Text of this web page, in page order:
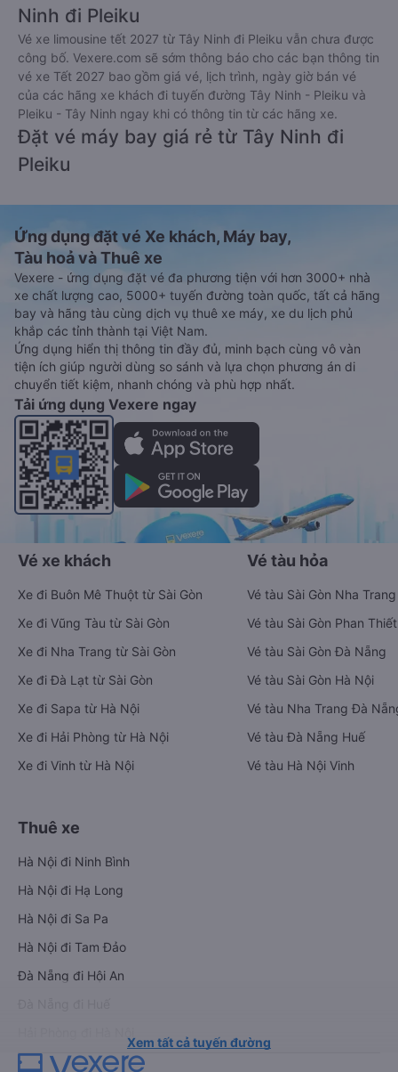
Ninh đi Pleiku
Vé xe limousine tết 2027 từ Tây Ninh đi Pleiku vẫn chưa được
công bố. Vexere.com sẽ sớm thông báo cho các bạn thông tin
vé xe Tết 2027 bao gồm giá vé, lịch trình, ngày giờ bán vé
của các hãng xe khách đi tuyến đường Tây Ninh - Pleiku và
Pleiku - Tây Ninh ngay khi có thông tin từ các hãng xe.
Đặt vé máy bay giá rẻ từ Tây Ninh đi
Pleiku
Ứng dụng đặt vé Xe khách, Máy bay,
Tàu hoả và Thuê xe
Vexere - ứng dụng đặt vé đa phương tiện với hơn 3000+ nhà
xe chất lượng cao, 5000+ tuyến đường toàn quốc, tất cả hãng
bay và hãng tàu cùng dịch vụ thuê xe máy, xe du lịch phủ
khắp các tỉnh thành tại Việt Nam.
Ứng dụng hiển thị thông tin đầy đủ, minh bạch cùng vô vàn
tiện ích giúp người dùng so sánh và lựa chọn phương án di
chuyển tiết kiệm, nhanh chóng và phù hợp nhất.
Tải ứng dụng Vexere ngay
Vé xe khách
Xe đi Buôn Mê Thuột từ Sài Gòn
Xe đi Vũng Tàu từ Sài Gòn
Xe đi Nha Trang từ Sài Gòn
Xe đi Đà Lạt từ Sài Gòn
Xe đi Sapa từ Hà Nội
Xe đi Hải Phòng từ Hà Nội
Xe đi Vinh từ Hà Nội
Vé tàu hỏa
Vé tàu Sài Gòn Nha Trang
Vé tàu Sài Gòn Phan Thiết
Vé tàu Sài Gòn Đà Nẵng
Vé tàu Sài Gòn Hà Nội
Vé tàu Nha Trang Đà
Vé tàu Đà Nẵng Huế
Vé tàu Hà Nội Vinh
Thuê xe
Hà Nội đi Ninh Bình
Hà Nội đi Hạ Long
Hà Nội đi Sa Pa
Hà Nội đi Tam Đảo
Đà Nẵng đi Hội An
Xem tất cả tuyến đường